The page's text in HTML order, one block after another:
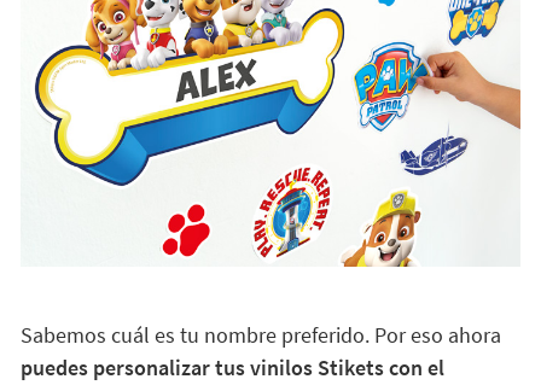
Sabemos cuál es tu nombre preferido. Por eso ahora
puedes personalizar tus vinilos Stikets con el